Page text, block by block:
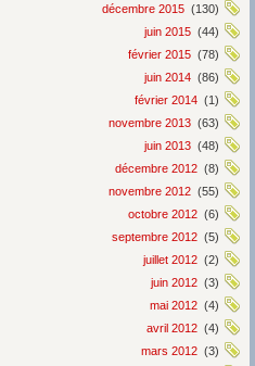
décembre 2015 (130)
juin 2015 (44)
février 2015 (78)
juin 2014 (86)
février 2014 (1)
novembre 2013 (63)
juin 2013 (48)
décembre 2012 (8)
novembre 2012 (55)
octobre 2012 (6)
septembre 2012 (5)
juillet 2012 (2)
juin 2012 (3)
mai 2012 (4)
avril 2012 (4)
mars 2012 (3)